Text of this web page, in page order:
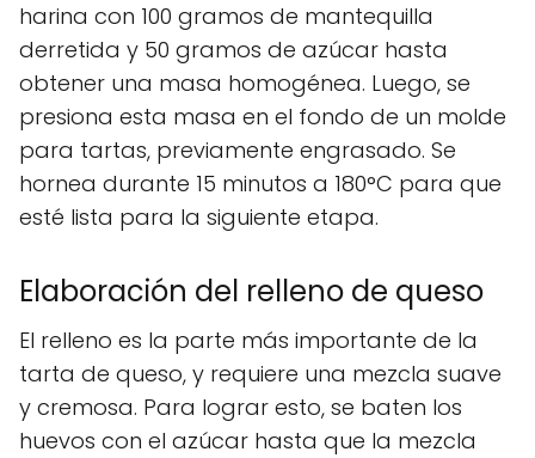
harina con 100 gramos de mantequilla
derretida y 50 gramos de azúcar hasta
obtener una masa homogénea. Luego, se
presiona esta masa en el fondo de un molde
para tartas, previamente engrasado. Se
hornea durante 15 minutos a 180°C para que
esté lista para la siguiente etapa.
Elaboración del relleno de queso
El relleno es la parte más importante de la
tarta de queso, y requiere una mezcla suave
y cremosa. Para lograr esto, se baten los
huevos con el azúcar hasta que la mezcla